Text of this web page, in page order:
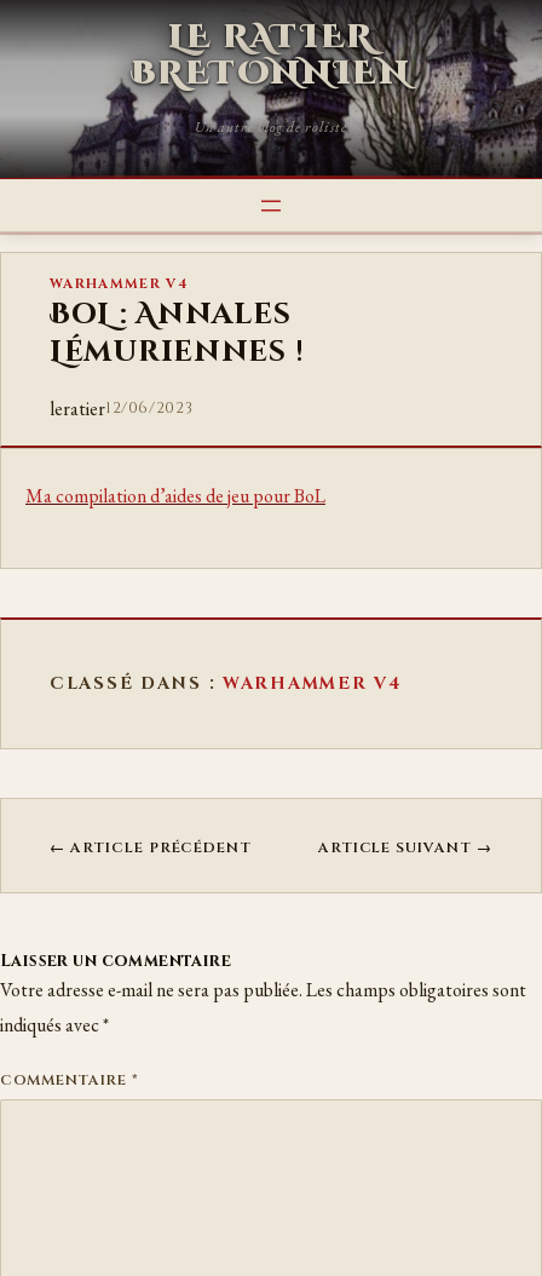
LE RATIER
BRETONNIEN
Un autre blog de roliste
WARHAMMER V4
BoL : Annales
Lémuriennes !
leratier12/06/2023
Ma compilation d’aides de jeu pour BoL
CLASSÉ DANS :WARHAMMER V4
← ARTICLE PRÉCÉDENT ARTICLE SUIVANT →
Laisser un commentaire
Votre adresse e-mail ne sera pas publiée.Les champs obligatoires sont
indiqués avec*
COMMENTAIRE *